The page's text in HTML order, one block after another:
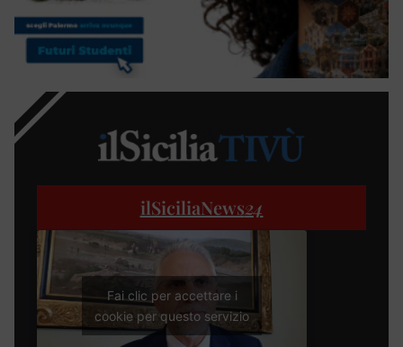
ilSiciliaNews24
Fai clic per accettare i
cookie per questo servizio